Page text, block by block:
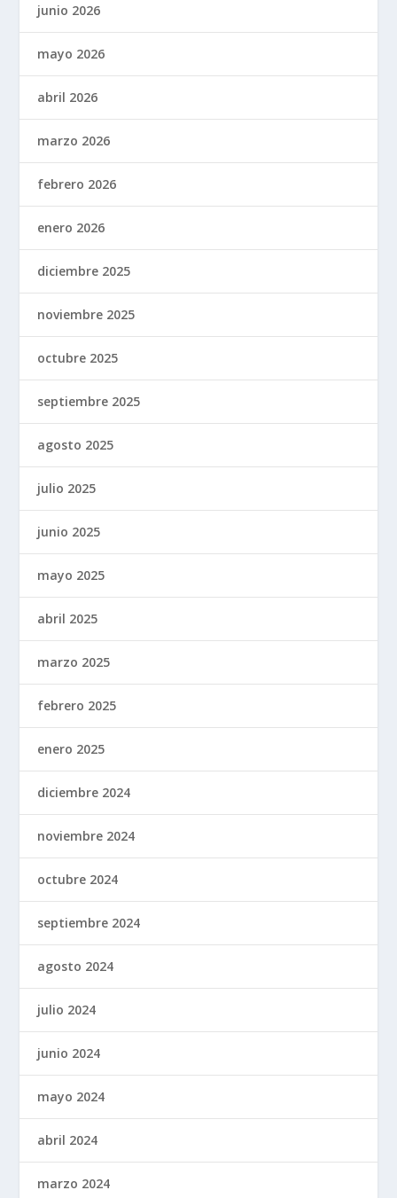
junio 2026
mayo 2026
abril 2026
marzo 2026
febrero 2026
enero 2026
diciembre 2025
noviembre 2025
octubre 2025
septiembre 2025
agosto 2025
julio 2025
junio 2025
mayo 2025
abril 2025
marzo 2025
febrero 2025
enero 2025
diciembre 2024
noviembre 2024
octubre 2024
septiembre 2024
agosto 2024
julio 2024
junio 2024
mayo 2024
abril 2024
marzo 2024